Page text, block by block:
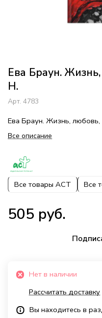
Ева Браун.
Н.
Арт. 4783
Ева Браун. Жизнь, любовь,
Все описание
Все товары АСТ Все
505 руб.
Нет в наличии
Рассчитать доставку
Вы находитесь в